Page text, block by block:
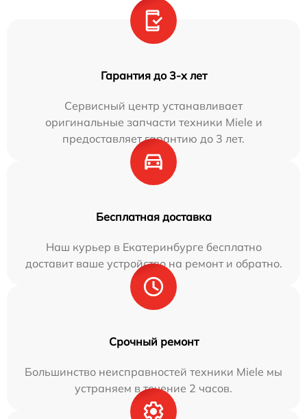
Гарантия до 3-х лет
Сервисный центр устанавливает
оригинальные запчасти техники Miele и
предоставляет гарантию до 3 лет.
Бесплатная доставка
Наш курьер в Екатеринбурге бесплатно
доставит ваше устройство на ремонт и обратно.
Срочный ремонт
Большинство неисправностей техники Miele мы
устраняем в течение 2 часов.